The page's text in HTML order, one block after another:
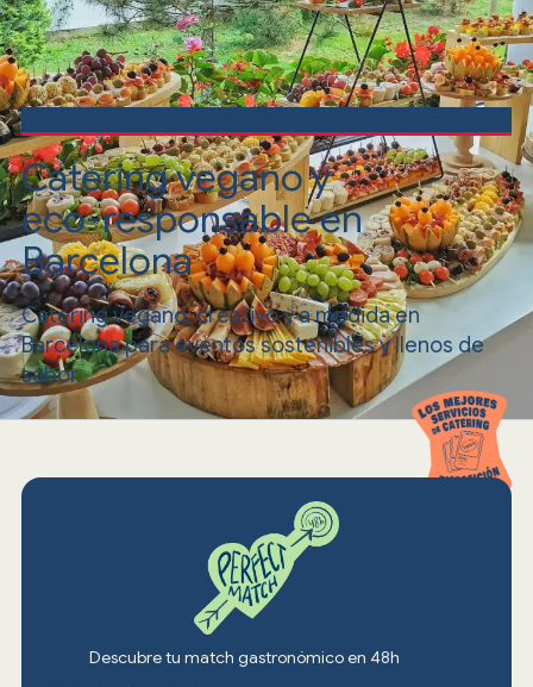
Catering vegano y
eco-responsable en
Barcelona
Catering vegano, creativo y a medida en
Barcelona para eventos sostenibles y llenos de
sabor.
Descubre tu match gastronómico en 48h